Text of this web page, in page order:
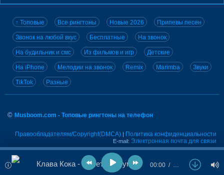
↑ Топовые Все рингтоны Новые 2026 Припевы песен
Звонок на любой вкус Бесплатные На звонок
На будильник и смс Из фильмов и игр Детские
На iPhone Мелодии на звонок Remix Marimba Звуки
TikTok Разные
© Musboom.com - Топовые рингтоны на телефон
Правообладателям/Copyright(DMCA) | Политика конфиденциальности
E-mail: Электронная почта для связи
Клава Кока - Сплетни. Шум. Лук. (Denis Misharov & DJ Bliss Radio Remix) 00:00 …